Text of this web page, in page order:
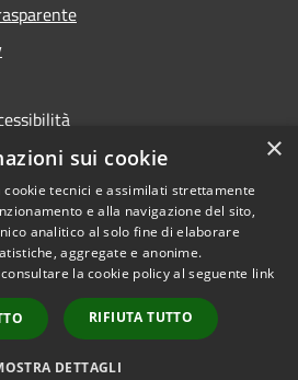
Copyright © 2026 • Comune di
San Nicolò d'Arcidano •
Powered byMunicipium •
Accesso redazione
×
sui cookie
tecnici e assimilati strettamente
e alla navigazione del sito,
analitico al solo fine di elaborare
aggregate e anonime.
la cookie policy al seguente link
RIFIUTA TUTTO
DETTAGLI